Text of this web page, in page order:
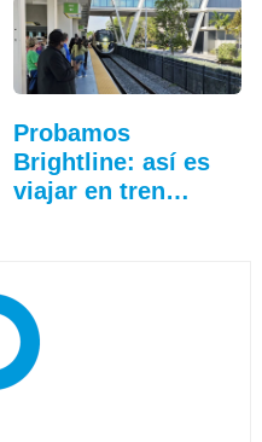
Probamos
Brightline: así es
viajar en tren